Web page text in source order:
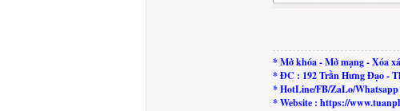
* Mở khóa - Mở mạng - Xóa
* ĐC : 192 Trần Hưng Đạo -
* HotLine/FB/ZaLo/Whatsapp
* Website : https://